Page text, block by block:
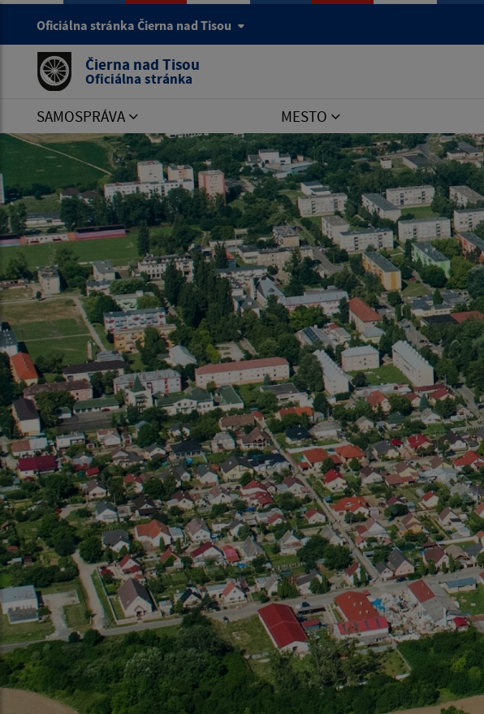
Oficiálna stránka Čierna nad Tisou
Čierna nad Tisou
Oficiálna stránka
SAMOSPRÁVA MESTO